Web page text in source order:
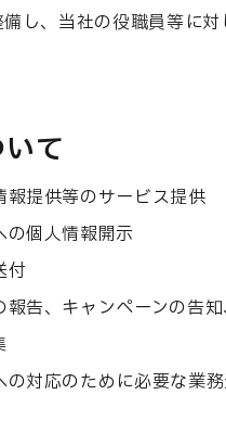
TOP
事業紹介
BUSINESS
教育事業部
シ
NEWS
し、当社の役職員等に
て
提供等のサービス提供
個人情報開示
付
告、キャンペーンの告
対応のために必要な業